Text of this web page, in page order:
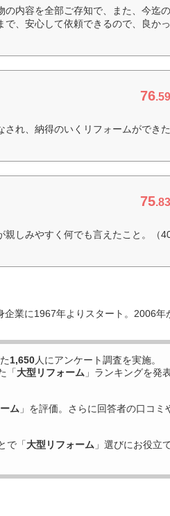
内容を全部ご存知で、また、今迄
、安心して依頼できるので、良かっ
76.59
れ、納得のいくリフォームができた
75.83
親しみやすく何でも言えたこと。（
業に1967年よりスタート。2006年
1,650人にアンケート調査を実施。
「大型リフォーム 」ランキングを発
ム 」を評価。さらに回答者の口コミ
で「大型リフォーム 」選びにお役立